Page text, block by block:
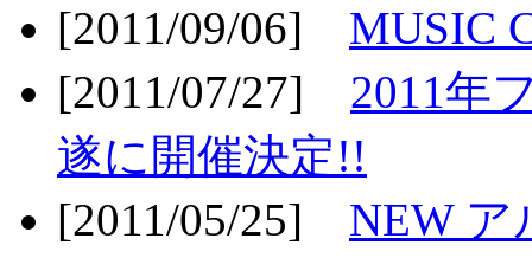
[2011/09/06] MUSIC
[2011/07/27] 2011年
遂に開催決定!!
[2011/05/25] NEW